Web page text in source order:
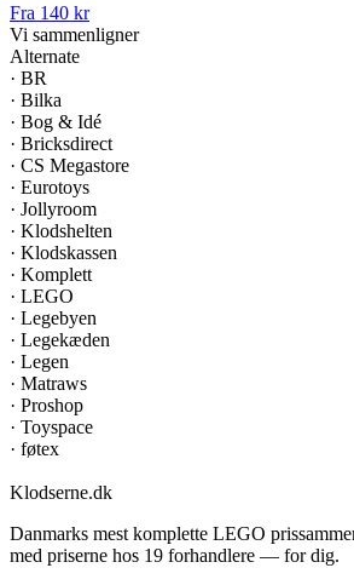
Fra 140 kr
Vi sammenligner
Alternate
· BR
· Bilka
· Bog & Idé
· Bricksdirect
· CS Megastore
· Eurotoys
· Jollyroom
· Klodshelten
· Klodskassen
· Komplett
· LEGO
· Legebyen
· Legekæden
· Legen
· Matraws
· Proshop
· Toyspace
· føtex
Klodserne.dk
Danmarks mest komplette LEGO
med priserne hos 19 forhandlere — for dig.